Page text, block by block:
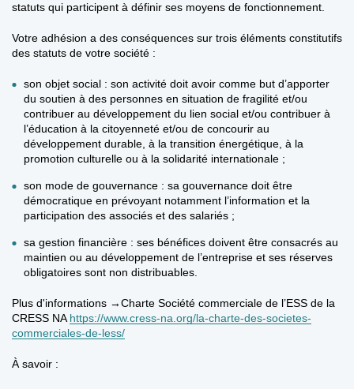
statuts qui participent à définir ses moyens de fonctionnement.
Votre adhésion a des conséquences sur trois éléments constitutifs
des statuts de votre société :
son objet social : son activité doit avoir comme but d’apporter
du soutien à des personnes en situation de fragilité et/ou
contribuer au développement du lien social et/ou contribuer à
l’éducation à la citoyenneté et/ou de concourir au
développement durable, à la transition énergétique, à la
promotion culturelle ou à la solidarité internationale ;
son mode de gouvernance : sa gouvernance doit être
démocratique en prévoyant notamment l’information et la
participation des associés et des salariés ;
sa gestion financière : ses bénéfices doivent être consacrés au
maintien ou au développement de l’entreprise et ses réserves
obligatoires sont non distribuables.
Plus d'informations →Charte Société commerciale de l’ESS de la
CRESS NA https://www.cress-na.org/la-charte-des-societes-
commerciales-de-less/
À savoir :